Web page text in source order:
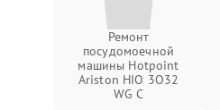
Ремонт
посудомоечной
машины Hotpoint
Ariston HIO 3O32
WG C